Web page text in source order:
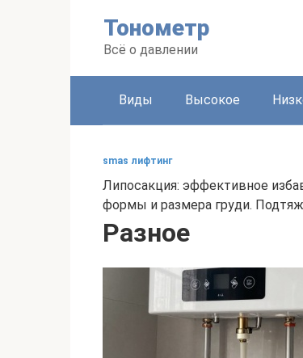
Тонометр
Всё о давлении
Виды Высокое
smas лифтинг
Липосакция: эффективное
формы и размера груди.
Разное